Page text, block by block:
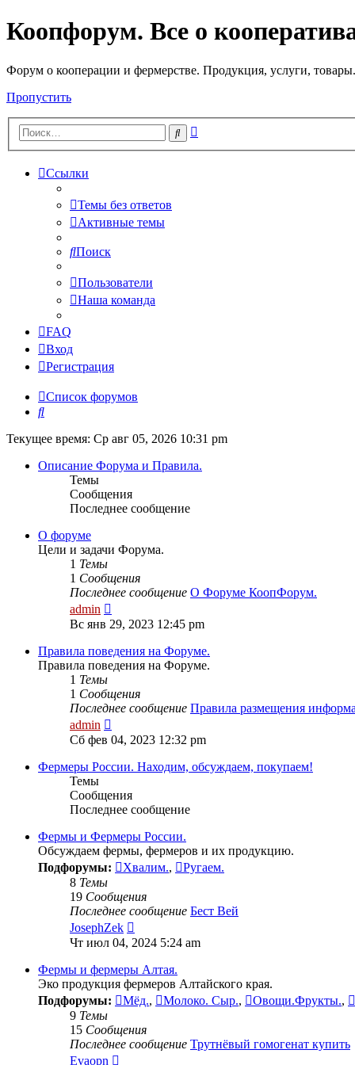
Коопфорум. Все о
Форум о кооперации и фермерстве. Продукция, услуги, товары.
Пропустить
Поиск
Ссылки
Темы без ответов
Активные темы
Поиск
Пользователи
Наша команда
FAQ
Вход
Регистрация
Список форумов
Поиск
Текущее время: Ср авг 05, 2026 10:31 pm
Описание Форума и Правила.
Темы
Сообщения
Последнее сообщение
О форуме
Цели и задачи Форума.
1 Темы
1 Сообщения
Последнее сообщение О Форуме КоопФорум.
admin
к
сообщению
Вс янв 29, 2023 12:45 pm
Правила поведения на Форуме.
Правила поведения на Форуме.
1 Темы
1 Сообщения
Последнее сообщение Правила размещения
admin
к
сообщению
Сб фев 04, 2023 12:32 pm
Фермеры России. Находим, обсуждаем, покупаем!
Темы
Сообщения
Последнее сообщение
Фермы и Фермеры России.
Обсуждаем фермы, фермеров и их продукцию.
Подфорумы:
Хвалим.,
Ругаем.
8 Темы
19 Сообщения
Последнее сообщение Бест Вей
JosephZek
к
сообщению
Чт июл 04, 2024 5:24 am
Фермы и фермеры Алтая.
Эко продукция фермеров Алтайского края.
Подфорумы:
Мёд., Молоко. Сыр., Овощи.Фрукты.,
9 Темы
15 Сообщения
Последнее сообщение Трутнёвый гомогенат купить
Evaopn